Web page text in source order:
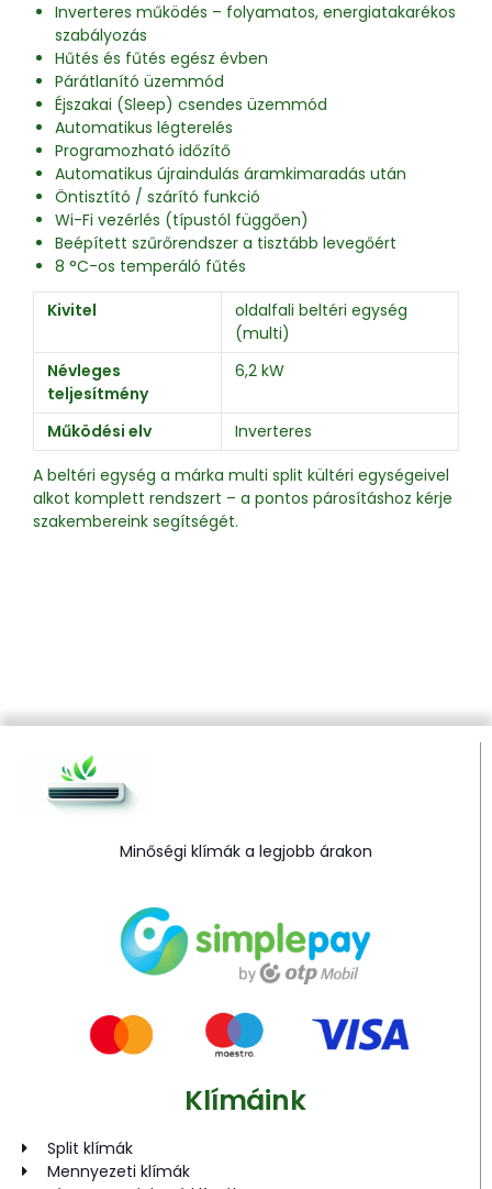
Inverteres működés – folyamatos, energiatakarékos
szabályozás
Hűtés és fűtés egész évben
Párátlanító üzemmód
Éjszakai (Sleep) csendes üzemmód
Automatikus légterelés
Programozható időzítő
Automatikus újraindulás áramkimaradás után
Öntisztító / szárító funkció
Wi-Fi vezérlés (típustól függően)
Beépített szűrőrendszer a tisztább levegőért
8 °C-os temperáló fűtés
Kivitel
oldalfali beltéri egység
(multi)
Névleges
teljesítmény
6,2 kW
Működési elv
Inverteres
A beltéri egység a márka multi split kültéri egységeivel
alkot komplett rendszert – a pontos párosításhoz kérje
szakembereink segítségét.
Minőségi klímák a legjobb árakon
Klímáink
Split klímák
Mennyezeti klímák